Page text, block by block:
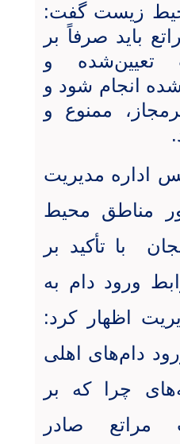
زیست گفت:
باید صرفاً بر
تعیین‌شده و
انجام شود و
ممنوع و
اداره مدیریت
مناطق محیط
با تأکید بر
ورود دام به
اظهار کرد:
دام‌های اهلی
چرا که بر
صادر